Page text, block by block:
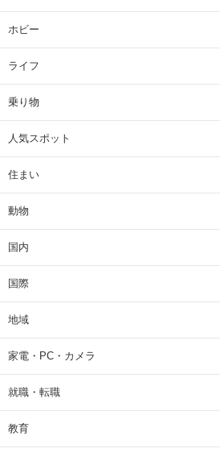
ホビー
ライフ
乗り物
人気スポット
住まい
動物
国内
国際
地域
家電・PC・カメラ
就職・転職
教育